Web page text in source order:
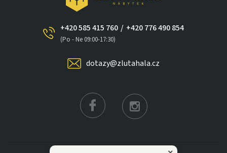
+420 585 415 760
(Po - Ne 09:00-17:30)
/ +420 776 490 854
dotazy@zlutahala.cz